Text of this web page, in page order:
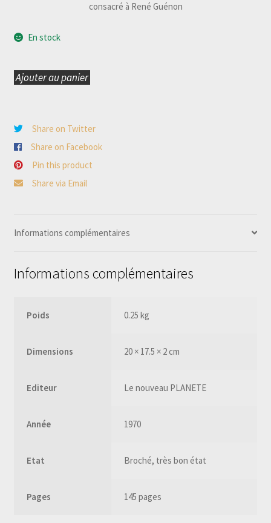
consacré à René Guénon
En stock
quantité
GUENON
l'homme
et
son
Ajouter au panier
Share on Twitter
Share on Facebook
Pin this product
Share via Email
Informations complémentaires
Informations complémentaires
Poids 0.25 kg
Dimensions 20 × 17.5 × 2 cm
Editeur Le nouveau PLANETE
Année 1970
Etat Broché, très bon état
Pages 145 pages